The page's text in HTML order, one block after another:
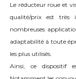
Le réducteur roue et
qualité/prix est très
nombreuses
adaptabilité à toute
les plus utilisés.
Ainsi, ce dispositif